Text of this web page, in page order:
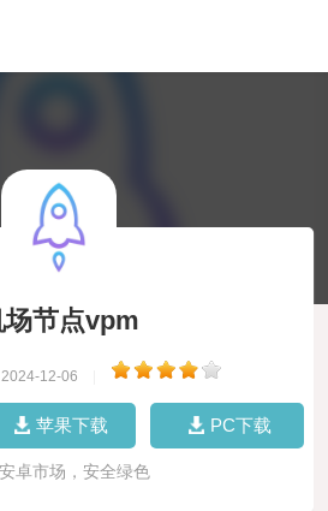
场节点vpm
12-06
苹果下载 PC下载
安卓市场，安全绿色